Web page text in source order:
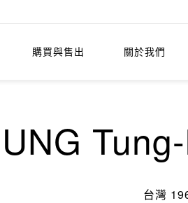
購買與售出 關於我們
台灣